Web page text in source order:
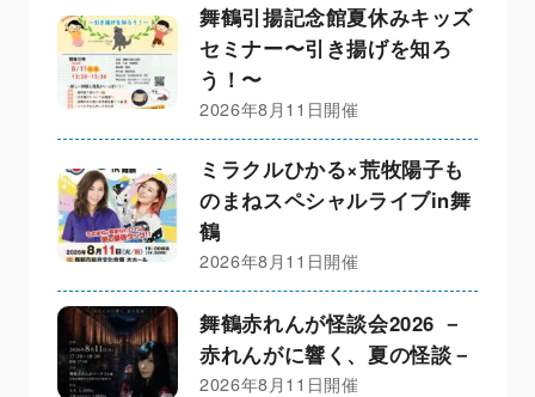
舞鶴引揚記念館夏休みキッズ
セミナー〜引き揚げを知ろ
う！〜
2026年8月11日開催
ミラクルひかる×荒牧陽子も
のまねスペシャルライブin舞
鶴
2026年8月11日開催
舞鶴赤れんが怪談会2026 －
赤れんがに響く、夏の怪談－
2026年8月11日開催